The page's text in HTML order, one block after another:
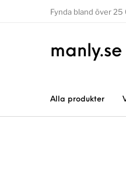
Fynda bland över
manly.se
Alla produkter